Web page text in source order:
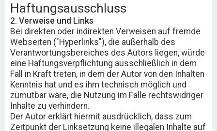
Haftungsausschluss
2. Verweise und Links
Bei direkten oder indirekten Verweisen auf fremde
Webseiten ("Hyperlinks"), die außerhalb des
Verantwortungsbereiches des Autors liegen, würde
eine Haftungsverpflichtung ausschließlich in dem
Fall in Kraft treten, in dem der Autor von den Inhalten
Kenntnis hat und es ihm technisch möglich und
zumutbar wäre, die Nutzung im Falle rechtswidriger
Inhalte zu verhindern.
Der Autor erklärt hiermit ausdrücklich, dass zum
Zeitpunkt der Linksetzung keine illegalen Inhalte auf